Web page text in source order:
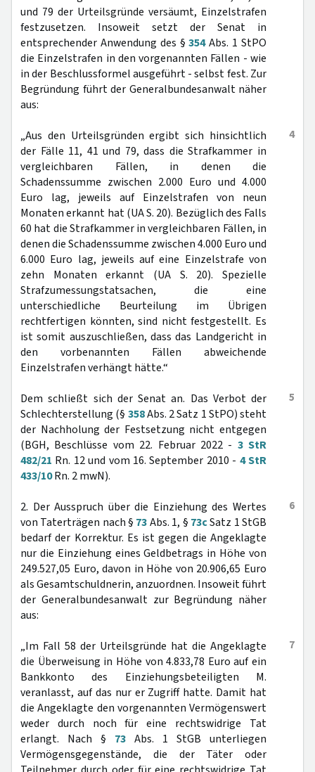
und 79 der Urteilsgründe versäumt, Einzelstrafen
festzusetzen. Insoweit setzt der Senat in
entsprechender Anwendung des §354Abs. 1 StPO
die Einzelstrafen in den vorgenannten Fällen - wie
in der Beschlussformel ausgeführt - selbst fest. Zur
Begründung führt der Generalbundesanwalt näher
aus:
4
„Aus den Urteilsgründen ergibt sich hinsichtlich
der Fälle 11, 41 und 79, dass die Strafkammer in
vergleichbaren Fällen, in denen die
Schadenssumme zwischen 2.000 Euro und 4.000
Euro lag, jeweils auf Einzelstrafen von neun
Monaten erkannt hat (UA S. 20). Bezüglich des Falls
60 hat die Strafkammer in vergleichbaren Fällen, in
denen die Schadenssumme zwischen 4.000 Euro und
6.000 Euro lag, jeweils auf eine Einzelstrafe von
zehn Monaten erkannt (UA S. 20). Spezielle
Strafzumessungstatsachen, die eine
unterschiedliche Beurteilung im Übrigen
rechtfertigen könnten, sind nicht festgestellt. Es
ist somit auszuschließen, dass das Landgericht in
den vorbenannten Fällen abweichende
Einzelstrafen verhängt hätte.“
5
Dem schließt sich der Senat an. Das Verbot der
Schlechterstellung (§ 358Abs. 2 Satz 1 StPO) steht
der Nachholung der Festsetzung nicht entgegen
(BGH, Beschlüsse vom 22. Februar 2022 - 3 StR
482/21 Rn. 12 und vom 16. September 2010 - 4 StR
433/10Rn. 2 mwN).
6
2. Der Ausspruch über die Einziehung des Wertes
von Taterträgen nach § 73Abs. 1, § 73cSatz 1 StGB
bedarf der Korrektur. Es ist gegen die Angeklagte
nur die Einziehung eines Geldbetrags in Höhe von
249.527,05 Euro, davon in Höhe von 20.906,65 Euro
als Gesamtschuldnerin, anzuordnen. Insoweit führt
der Generalbundesanwalt zur Begründung näher
aus:
7
„Im Fall 58 der Urteilsgründe hat die Angeklagte
die Überweisung in Höhe von 4.833,78 Euro auf ein
Bankkonto des Einziehungsbeteiligten M.
veranlasst, auf das nur er Zugriff hatte. Damit hat
die Angeklagte den vorgenannten Vermögenswert
weder durch noch für eine rechtswidrige Tat
erlangt. Nach § 73 Abs. 1 StGB unterliegen
Vermögensgegenstände, die der Täter oder